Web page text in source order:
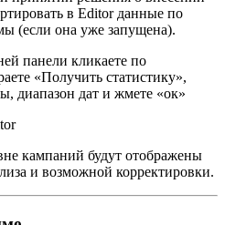
в Editor данные по
(если она уже запущена).
панели кликаете по
«Получить статистику»,
диапазон дат и жмете «ок»
кампаний будут отображены
и возможной корректировки.